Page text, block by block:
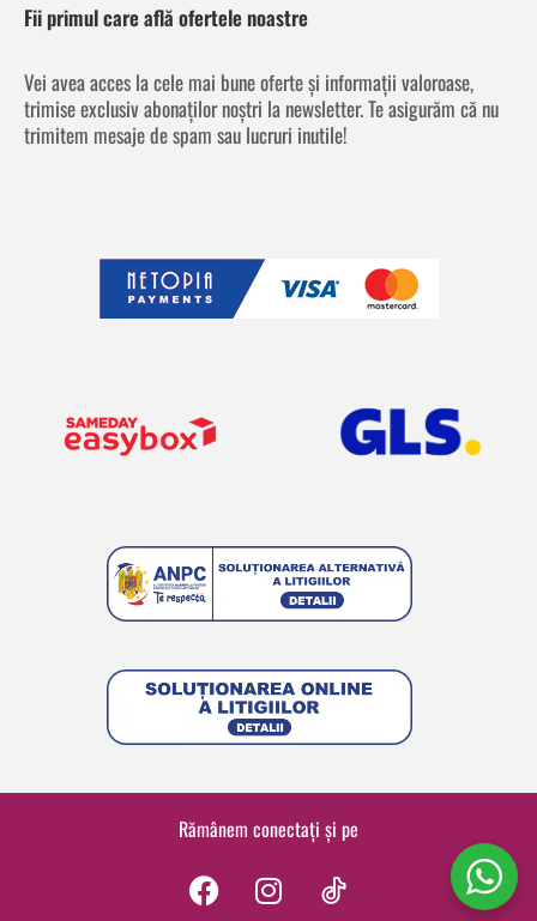
Fii primul care află ofertele noastre
Vei avea acces la cele mai bune oferte și informații valoroase,
trimise exclusiv abonaților noștri la newsletter. Te asigurăm că nu
trimitem mesaje de spam sau lucruri inutile!
Rămânem conectați și pe
F
I